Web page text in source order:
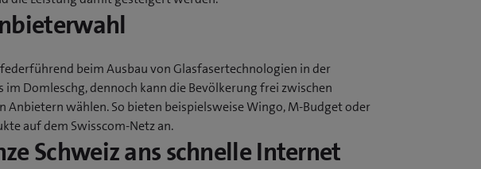
beim Ausbau von Glasfasertechnologien in der
im Domleschg, dennoch kann die Bevölkerung frei zwischen
Anbietern wählen. So bieten beispielsweise Wingo, M-Budget oder
auf dem Swisscom-Netz an.
Schweiz ans schnelle Internet